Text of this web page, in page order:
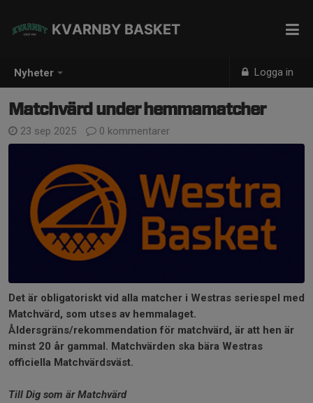
Nyheter Logga in
KVARNBY BASKET
Matchvärd under hemmamatcher
23 sep 2025 0 kommentarer
Det är obligatoriskt vid alla matcher i Westras seriespel med
Matchvärd, som utses av hemmalaget.
Åldersgräns/rekommendation för matchvärd, är att hen är
minst 20 år gammal. Matchvärden ska bära Westras
officiella Matchvärdsväst.
Till Dig som är Matchvärd